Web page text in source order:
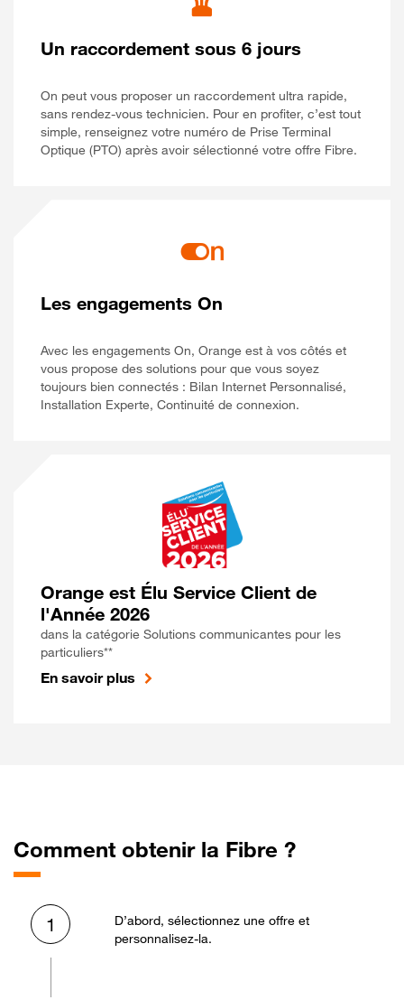
Un raccordement sous 6 jours
On peut vous proposer un raccordement ultra rapide,
sans rendez-vous technicien. Pour en profiter, c’est tout
simple, renseignez votre numéro de Prise Terminal
Optique (PTO) après avoir sélectionné votre offre Fibre.
Les engagements On
Avec les engagements On, Orange est à vos côtés et
vous propose des solutions pour que vous soyez
toujours bien connectés : Bilan Internet Personnalisé,
Installation Experte, Continuité de connexion.
Orange est Élu Service Client de
l'Année 2026
dans la catégorie Solutions communicantes pour les
particuliers**
En savoir plus
Comment obtenir la Fibre ?
1
D’abord, sélectionnez une offre et
personnalisez-la.